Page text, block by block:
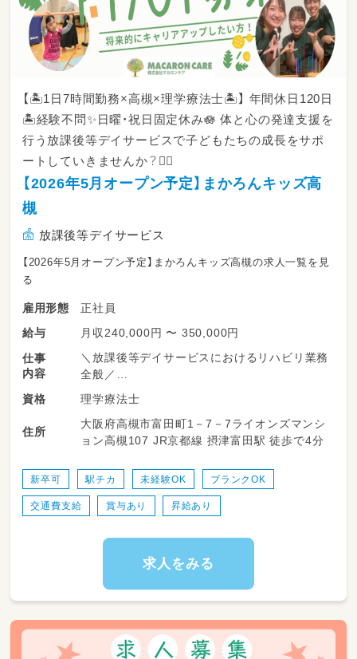
【🏝️1日7時間勤務×高槻×理学療法士🏝️】 年間休日120日
🏝️経験不問✨日曜・祝日固定休み🪷 体と心の発達支援を
行う放課後等デイサービスで子どもたちの成長をサポ
ートしていきませんか？🙆‍♂️
【2026年5月オープン予定】まかろんキッズ高
槻
放課後等デイサービス
【2026年5月オープン予定】まかろんキッズ高槻の求人一覧を見
る
雇用形態
正社員
給与
月収240,000円 〜 350,000円
仕事
内容
＼放課後等デイサービスにおけるリハビリ業務
全般／
学校やご家庭での日常生活に困りごとを抱える
お子さんに、運動を中心に身体の発達を促して
いきます！
＜具体的内容＞
・児童へのリハビリ業務
・児童への運動、作業活動などの支援業務
・児童発達支援管理業務
・書類作成業務（個別支援計画書作成等）
・児童の送迎等
【就業場所の変更の範囲：会社の定める場所】
資格 理学療法士
住所
大阪府高槻市富田町1－7－7ライオンズマンシ
ョン高槻107 JR京都線 摂津富田駅 徒歩で4分
新卒可 駅チカ 未経験OK ブランクOK
交通費支給 賞与あり 昇給あり
求人をみる